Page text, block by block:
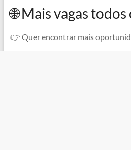
🌐 Mais vagas todos
👉 Quer encontrar mais